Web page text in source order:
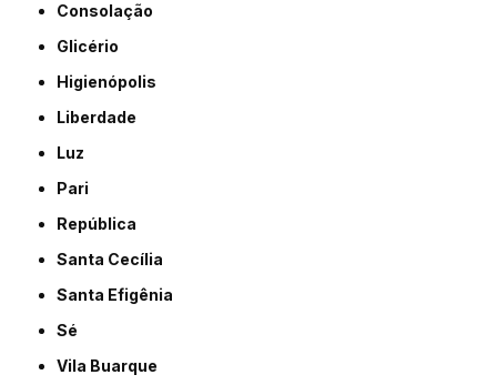
Consolação
Glicério
Higienópolis
Liberdade
Luz
Pari
República
Santa Cecília
Santa Efigênia
Sé
Vila Buarque